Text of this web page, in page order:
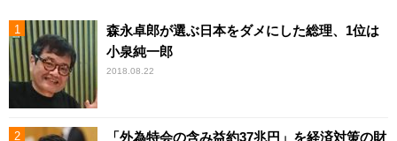
森永卓郎が選ぶ日本をダメにした総理、1位は
小泉純一郎
2018.08.22
「外為特会の含み益約37兆円」を経済対策の財